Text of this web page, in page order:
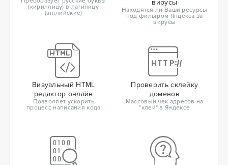
(кириллицу) в латиницу
(английские)
вирусы
Находятся ли Ваши ресурсы
под фильтром Яндекса за
вирусы
Визуальный HTML
редактор онлайн
Позволяет ускорить
процесс написания кода
Проверить склейку
доменов
Массовый чек адресов на
"клей" в Яндексе